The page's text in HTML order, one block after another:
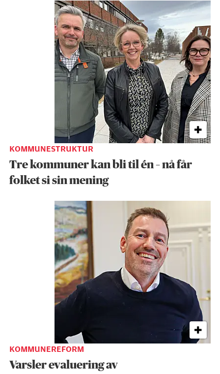
KOMMUNESTRUKTUR
Tre kommuner kan bli til én – nå får
folket si sin mening
KOMMUNEREFORM
Varsler evaluering av